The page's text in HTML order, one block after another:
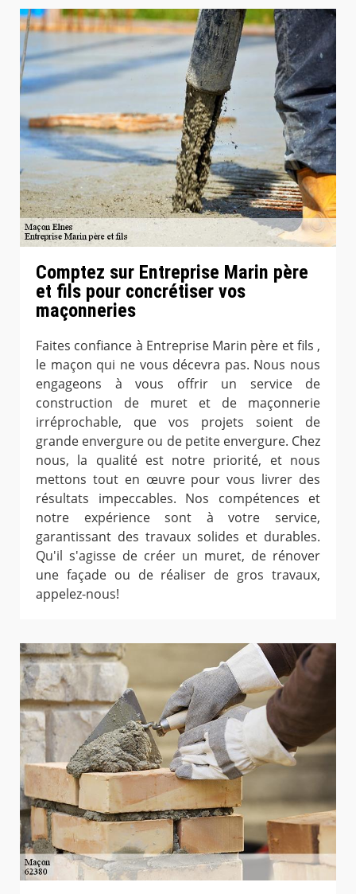
Comptez sur Entreprise Marin père
et fils pour concrétiser vos
maçonneries
Faites confiance à Entreprise Marin père et fils ,
le maçon qui ne vous décevra pas. Nous nous
engageons à vous offrir un service de
construction de muret et de maçonnerie
irréprochable, que vos projets soient de
grande envergure ou de petite envergure. Chez
nous, la qualité est notre priorité, et nous
mettons tout en œuvre pour vous livrer des
résultats impeccables. Nos compétences et
notre expérience sont à votre service,
garantissant des travaux solides et durables.
Qu'il s'agisse de créer un muret, de rénover
une façade ou de réaliser de gros travaux,
appelez-nous!